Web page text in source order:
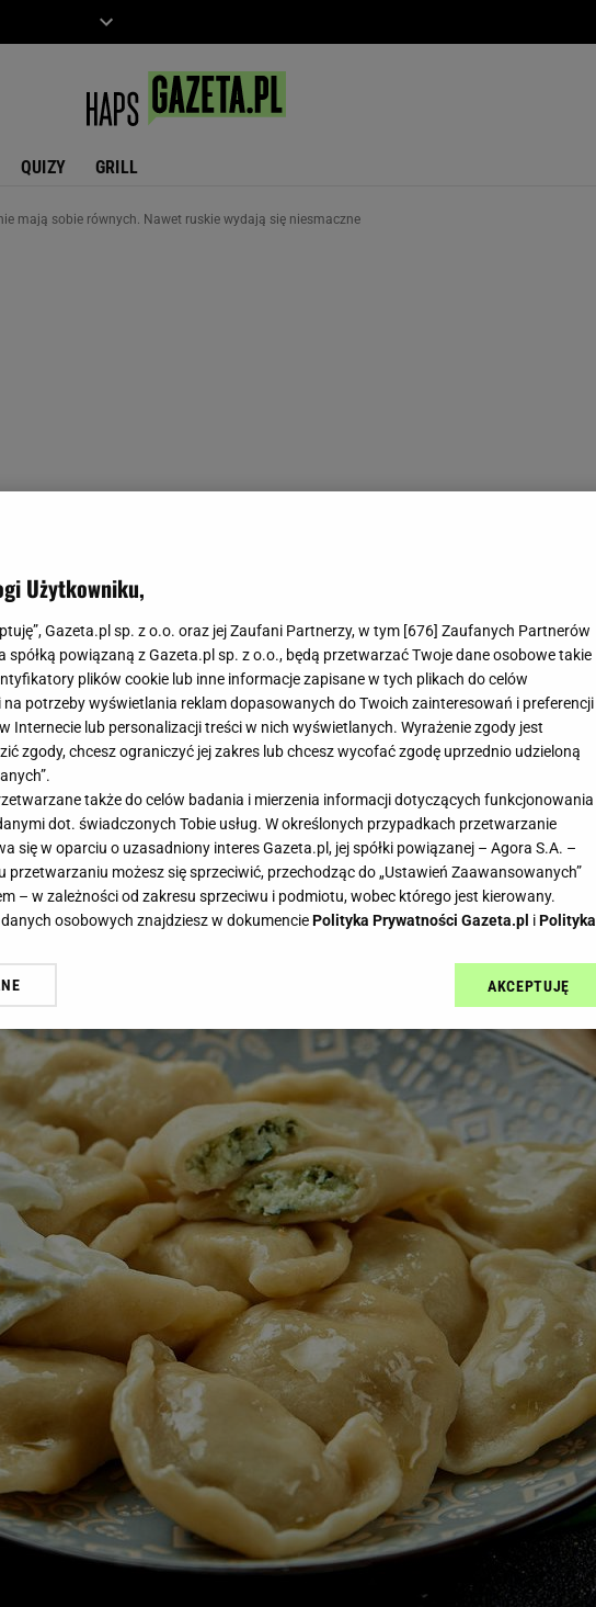
QUIZY GRILL
mają sobie równych. Nawet ruskie wydają się niesmaczne
sobie równych. Nawet ruskie wydają się
sposobów, jednak najczęściej nadziewa się je ziemniakami i
klasyczny przepis idzie w odstawkę, by ustąpić miejsca czemuś
smakiem wszystkie inne, a do tego świetnie się prezentuje.
Użytkowniku,
Gazeta.pl sp. z o.o. oraz jej Zaufani Partnerzy, w tym [676] Zaufanych Partnerów
spółką powiązaną z Gazeta.pl sp. z o.o., będą przetwarzać Twoje dane osobowe takie
plików cookie lub inne informacje zapisane w tych plikach do celów
potrzeby wyświetlania reklam dopasowanych do Twoich zainteresowań i preferencji
Internecie lub personalizacji treści w nich wyświetlanych. Wyrażenie zgody jest
zgody, chcesz ograniczyć jej zakres lub chcesz wycofać zgodę uprzednio udzieloną
także do celów badania i mierzenia informacji dotyczących funkcjonowania
dot. świadczonych Tobie usług. W określonych przypadkach przetwarzanie
się w oparciu o uzasadniony interes Gazeta.pl, jej spółki powiązanej – Agora S.A. –
przetwarzaniu możesz się sprzeciwić, przechodząc do „Ustawień Zaawansowanych”
– w zależności od zakresu sprzeciwu i podmiotu, wobec którego jest kierowany.
osobowych znajdziesz w dokumenciePolityka Prywatności Gazeta.pl iPolityka
zgodę na zainstalowanie i przechowywanie plików cookie Gazeta.pl sp. z o.o., jej
narzędzie do zarządzania twoimi preferencjami dot. przetwarzania danych poprzez
” w stopce serwisu i przechodząc do „Ustawień Zaawansowanych”. Zmiana ustawień
pomocą ustawień przeglądarki.
S.A. możemy przetwarzać dane osobowe w następujących celach:
Aktywne skanowanie charakterystyki urządzenia do celów identyfikacji.
lub dostęp do nich. Spersonalizowane reklamy i treści, pomiar reklam i treści,
Lista Zaufanych Partnerów
AKCEPTUJĘ